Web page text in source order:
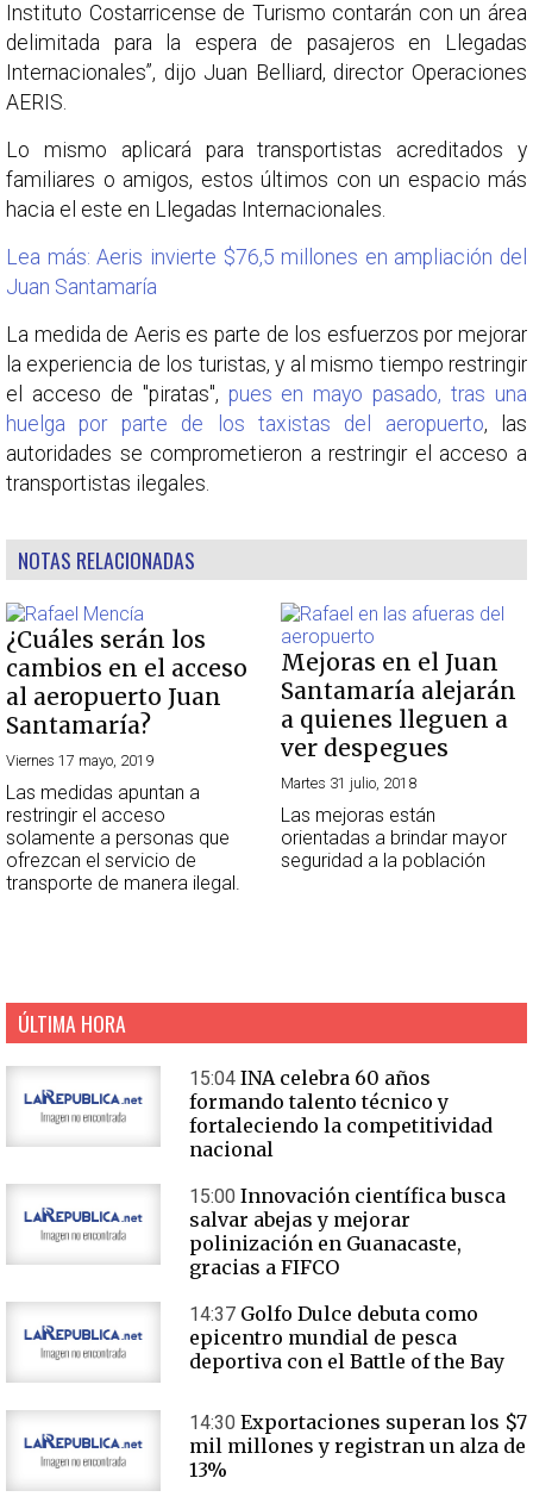
Instituto Costarricense de Turismo contarán con un área
delimitada para la espera de pasajeros en Llegadas
Internacionales”, dijo Juan Belliard, director Operaciones
AERIS.
Lo mismo aplicará para transportistas acreditados y
familiares o amigos, estos últimos con un espacio más
hacia el este en Llegadas Internacionales.
Lea más: Aeris invierte $76,5 millones en ampliación del
Juan Santamaría
La medida de Aeris es parte de los esfuerzos por mejorar
la experiencia de los turistas, y al mismo tiempo restringir
el acceso de "piratas", pues en mayo pasado, tras una
huelga por parte de los taxistas del aeropuerto, las
autoridades se comprometieron a restringir el acceso a
transportistas ilegales.
NOTAS RELACIONADAS
¿Cuáles serán los
cambios en el acceso
al aeropuerto Juan
Santamaría?
Viernes 17 mayo, 2019
Las medidas apuntan a
restringir el acceso
solamente a personas que
ofrezcan el servicio de
transporte de manera ilegal.
Mejoras en el Juan
Santamaría alejarán
a quienes lleguen a
ver despegues
Martes 31 julio, 2018
Las mejoras están
orientadas a brindar mayor
seguridad a la población
ÚLTIMA HORA
15:04 INA celebra 60 años
formando talento técnico y
fortaleciendo la competitividad
nacional
15:00 Innovación científica busca
salvar abejas y mejorar
polinización en Guanacaste,
gracias a FIFCO
14:37 Golfo Dulce debuta como
epicentro mundial de pesca
deportiva con el Battle of the Bay
14:30 Exportaciones superan los $7
mil millones y registran un alza de
13%